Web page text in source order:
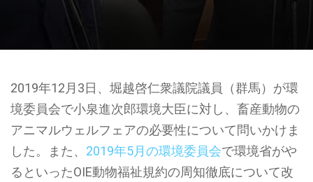
2019年12月3日、堀越啓仁衆議院議員（群馬）が環
境委員会で小泉進次郎環境大臣に対し、畜産動物の
アニマルウェルフェアの必要性について問いかけま
した。また、 2019年5月の環境委員会で環境省がや
るといったOIE動物福祉規約の周知徹底について改